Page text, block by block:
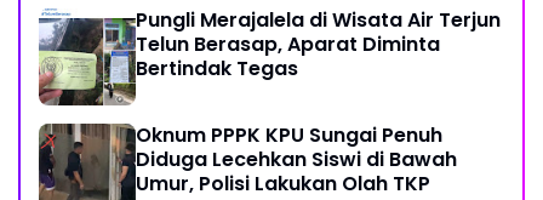
Pungli Merajalela di Wisata Air Terjun
Telun Berasap, Aparat Diminta
Bertindak Tegas
Oknum PPPK KPU Sungai Penuh
Diduga Lecehkan Siswi di Bawah
Umur, Polisi Lakukan Olah TKP